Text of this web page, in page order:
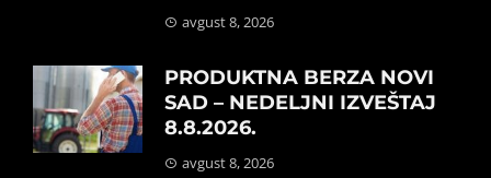
avgust 8, 2026
PRODUKTNA BERZA NOVI
SAD – NEDELJNI IZVEŠTAJ
8.8.2026.
avgust 8, 2026